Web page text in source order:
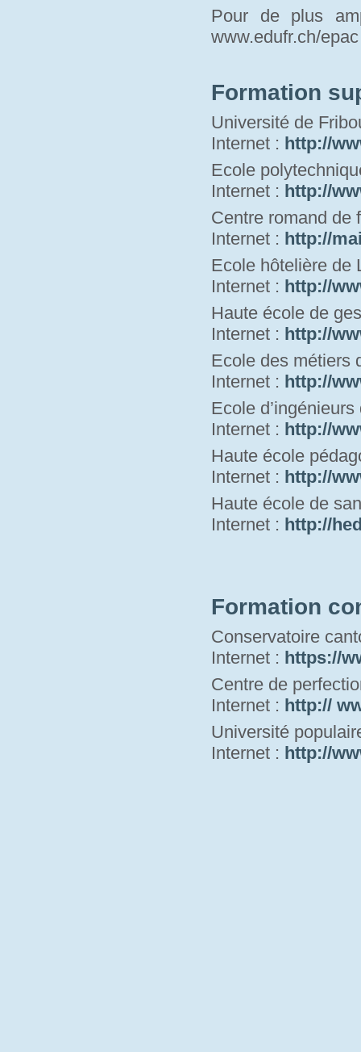
Pour de plus
www.edufr.ch/
Formation
Université de
Internet : http://
Ecole
Internet : http://
Centre romand de
Internet : http://
Ecole hôtelière de
Internet : http://
Haute école de
Internet : http://
Ecole des métiers
Internet : http://
Ecole
Internet : http://
Haute école
Internet : http://
Haute école de
Internet : http://
Formation
Conservatoire
Internet : https://
Centre de
Internet : http://
Université
Internet : http://